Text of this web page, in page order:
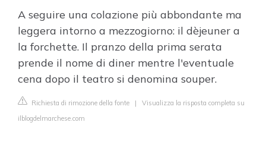
A seguire una colazione più abbondante ma
leggera intorno a mezzogiorno: il dèjeuner a
la forchette. Il pranzo della prima serata
prende il nome di diner mentre l'eventuale
cena dopo il teatro si denomina souper.
Richiesta di rimozione della fonte | Visualizza la risposta completa su
ilblogdelmarchese.com